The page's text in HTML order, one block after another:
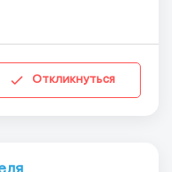
Откликнуться